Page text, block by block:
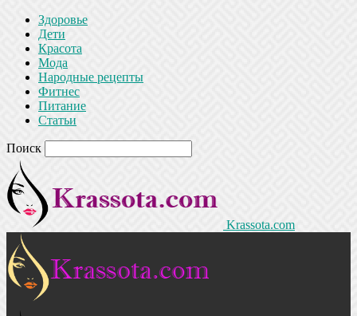
Здоровье
Дети
Красота
Мода
Народные рецепты
Фитнес
Питание
Статьи
Поиск
Krassota.com